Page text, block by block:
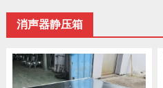
消声器静压箱